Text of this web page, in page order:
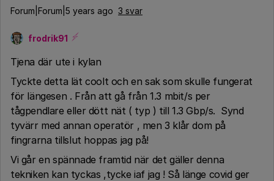
Forum|Forum|5 years ago 3 svar
frodrik91
Tjena där ute i kylan
Tyckte detta lät coolt och en sak som skulle fungerat
för längesen . Från att gå från 1.3 mbit/s per
tågpendlare eller dött nät ( typ ) till 1.3 Gbp/s. Synd
tyvärr med annan operatör , men 3 klår dom på
fingrarna tillslut hoppas jag på!
Vi går en spännade framtid när det gäller denna
tekniken kan tyckas ,tycke iaf jag ! Så länge covid ger